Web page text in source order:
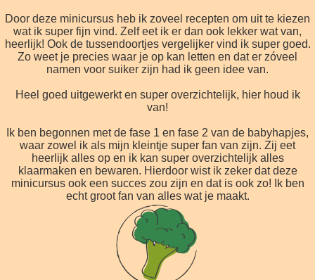
Door deze minicursus heb ik zoveel recepten om uit te kiezen
wat ik super fijn vind. Zelf eet ik er dan ook lekker wat van,
heerlijk! Ook de tussendoortjes vergelijker vind ik super goed.
Zo weet je precies waar je op kan letten en dat er zóveel
namen voor suiker zijn had ik geen idee van.
Heel goed uitgewerkt en super overzichtelijk, hier houd ik
van!
Ik ben begonnen met de fase 1 en fase 2 van de babyhapjes,
waar zowel ik als mijn kleintje super fan van zijn. Zij eet
heerlijk alles op en ik kan super overzichtelijk alles
klaarmaken en bewaren. Hierdoor wist ik zeker dat deze
minicursus ook een succes zou zijn en dat is ook zo! Ik ben
echt groot fan van alles wat je maakt.